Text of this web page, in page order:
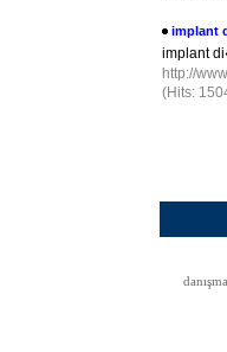
implant
implant
http://
(Hits: